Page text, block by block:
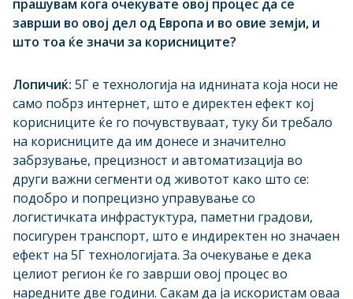
прашувам кога очекувате овој процес да се
заврши во овој дел од Европа и во овие земји, и
што тоа ќе значи за корисниците?
Лопичиќ: 5Г е технологија на иднината која носи не
само побрз интернет, што е директен ефект кој
корисниците ќе го почувствуваат, туку би требало
на корисниците да им донесе и значително
забрзување, прецизност и автоматизација во
други важни сегменти од животот како што се:
подобро и попрецизно управување со
логистичката инфрастуктура, паметни градови,
посигурен транспорт, што е индиректен но значаен
ефект на 5Г технологијата. За очекување е дека
целиот регион ќе го заврши овој процес во
наредните две години. Сакам да ја искористам оваа